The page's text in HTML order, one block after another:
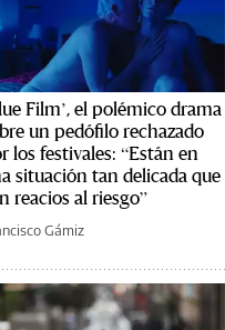
Film’, el polémico drama
un pedófilo rechazado
los festivales: “Están en
situación tan delicada que
reacios al riesgo”
Gámiz